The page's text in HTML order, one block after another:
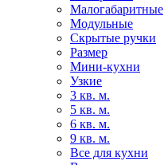
Малогабаритные
Модульные
Скрытые ручки
Размер
Мини-кухни
Узкие
3 кв. м.
5 кв. м.
6 кв. м.
9 кв. м.
Все для кухни